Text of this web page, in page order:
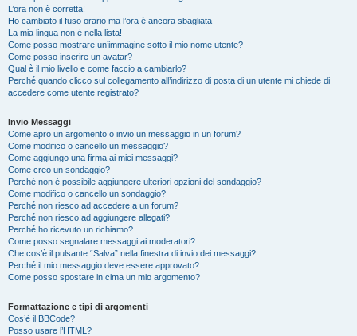
L’ora non è corretta!
Ho cambiato il fuso orario ma l’ora è ancora sbagliata
La mia lingua non è nella lista!
Come posso mostrare un’immagine sotto il mio nome utente?
Come posso inserire un avatar?
Qual è il mio livello e come faccio a cambiarlo?
Perché quando clicco sul collegamento all’indirizzo di posta di un utente mi chiede di
accedere come utente registrato?
Invio Messaggi
Come apro un argomento o invio un messaggio in un forum?
Come modifico o cancello un messaggio?
Come aggiungo una firma ai miei messaggi?
Come creo un sondaggio?
Perché non è possibile aggiungere ulteriori opzioni del sondaggio?
Come modifico o cancello un sondaggio?
Perché non riesco ad accedere a un forum?
Perché non riesco ad aggiungere allegati?
Perché ho ricevuto un richiamo?
Come posso segnalare messaggi ai moderatori?
Che cos’è il pulsante “Salva” nella finestra di invio dei messaggi?
Perché il mio messaggio deve essere approvato?
Come posso spostare in cima un mio argomento?
Formattazione e tipi di argomenti
Cos’è il BBCode?
Posso usare l’HTML?